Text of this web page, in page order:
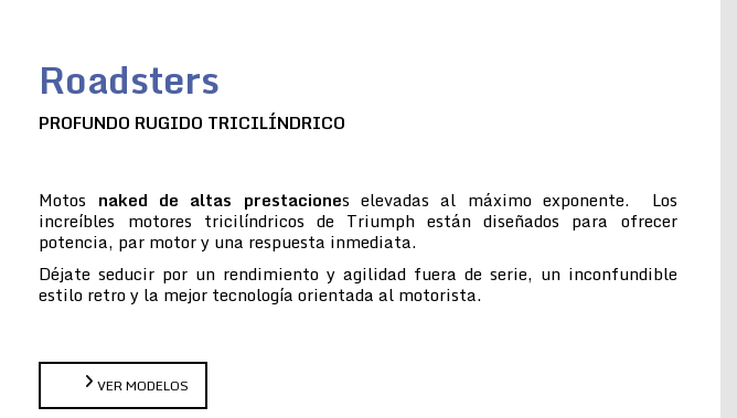
Roadsters
PROFUNDO RUGIDO TRICILÍNDRICO
Motos naked de altas prestaciones elevadas al máximo exponente. Los
increíbles motores tricilíndricos de Triumph están diseñados para ofrecer
potencia, par motor y una respuesta inmediata.
Déjate seducir por un rendimiento y agilidad fuera de serie, un inconfundible
estilo retro y la mejor tecnología orientada al motorista.
VER MODELOS